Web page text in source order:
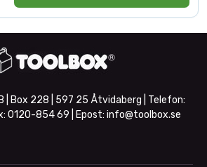
| Box 228 | 597 25 Åtvidaberg | Telefon:
0120-854 69 | Epost: info@toolbox.se